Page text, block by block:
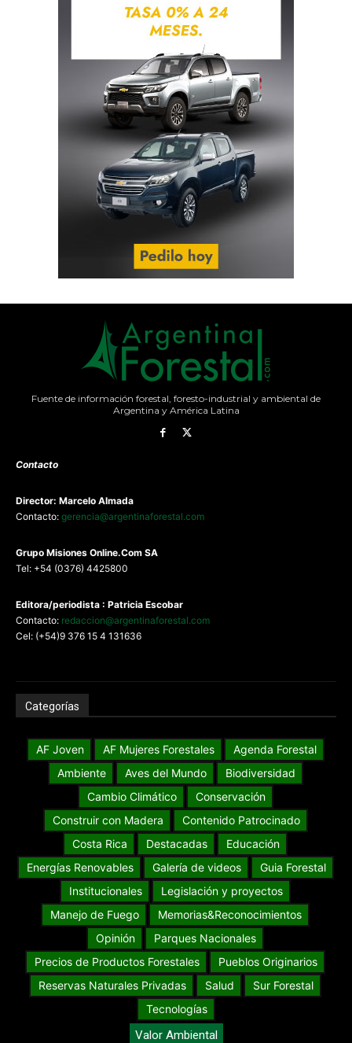
Fuente de información forestal, foresto-industrial y ambiental de
Argentina y América Latina
Contacto
Director: Marcelo Almada
Contacto: gerencia@argentinaforestal.com
Grupo Misiones Online.Com SA
Tel: +54 (0376) 4425800
Editora/periodista : Patricia Escobar
Contacto: redaccion@argentinaforestal.com
Cel: (+54)9 376 15 4 131636
Categorías
AF Joven AF Mujeres Forestales
Agenda Forestal
Ambiente
Aves del Mundo
Biodiversidad
Cambio Climático
Conservación
Construir con Madera
Contenido Patrocinado
Costa Rica
Destacadas
Educación
Energías Renovables
Galería de videos
Guia Forestal
Institucionales
Legislación y proyectos
Manejo de Fuego
Memorias&Reconocimientos
Opinión
Parques Nacionales
Precios de Productos Forestales
Pueblos Originarios
Reservas Naturales Privadas
Salud
Sur Forestal
Tecnologías
Valor Ambiental